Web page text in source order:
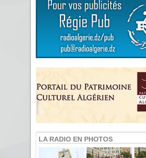
LA RADIO EN PHOTOS